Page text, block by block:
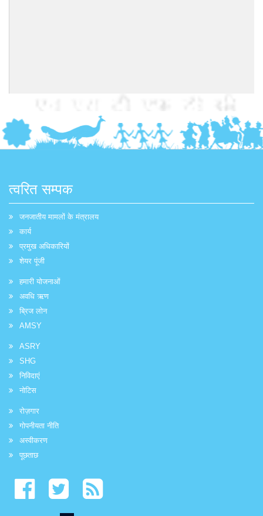
त्वरित सम्पक
जनजातीय मामलों के मंत्रालय
कार्य
प्रमुख अधिकारियों
शेयर पूंजी
हमारी योजनाओं
अवधि ऋण
ब्रिज लोन
AMSY
ASRY
SHG
निविदाएं
नोटिस
रोज़गार
गोपनीयता नीति
अस्वीकरण
पूछताछ